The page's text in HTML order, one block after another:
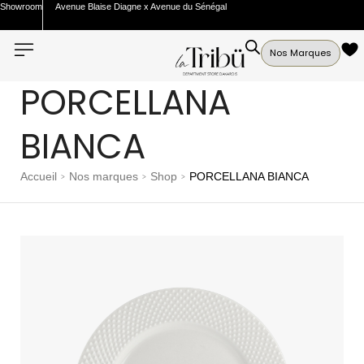
Showroom Avenue Blaise Diagne x Avenue du Sénégal
Nos Marques
PORCELLANA
BIANCA
Accueil > Nos marques > Shop > PORCELLANA BIANCA